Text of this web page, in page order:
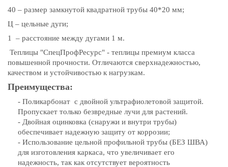
40 – размер замкнутой квадратной трубы 40*20 мм;
Ц – цельные дуги;
1 – расстояние между дугами 1 м.
Теплицы "СпецПрофРесурс" - теплицы премиум класса
повышенной прочности. Отличаются сверхнадежностью,
качеством и устойчивостью к нагрузкам.
Преимущества:
- Поликарбонат с двойной ультрафиолетовой защитой.
Пропускает только безвредные лучи для растений.
- Двойная оцинковка (снаружи и внутри трубы)
обеспечивает надежную защиту от коррозии;
- Использование цельной профильной трубы (БЕЗ ШВА)
для изготовления каркаса, что увеличивает его
надежность, так как отсутствует вероятность